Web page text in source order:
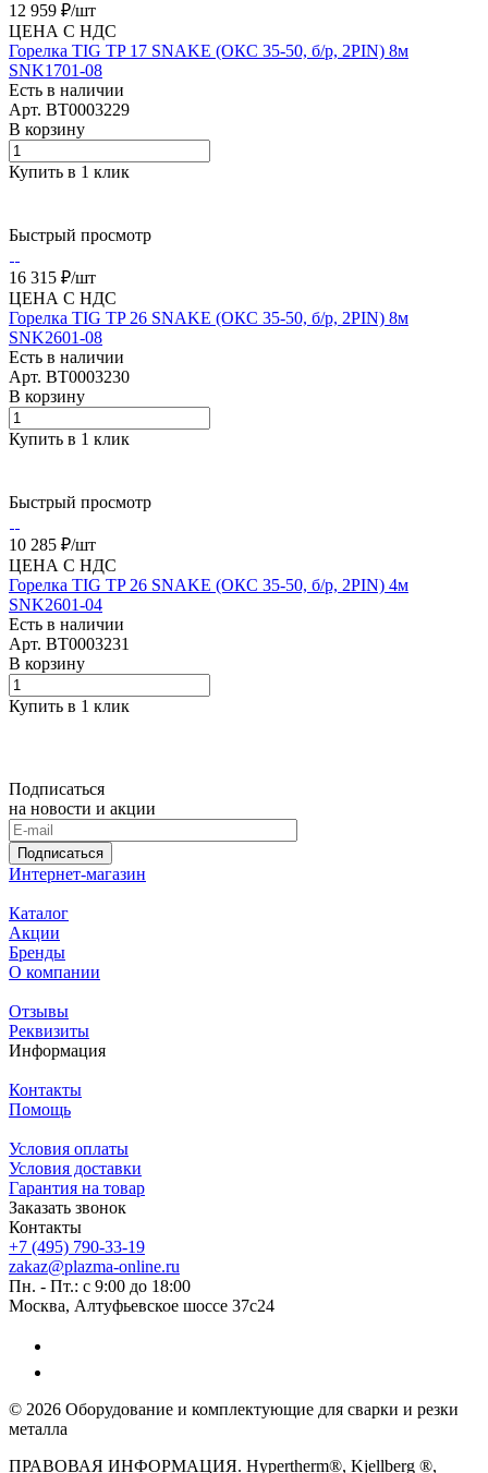
12 959 ₽/шт
ЦЕНА С НДС
Горелка TIG TP 17 SNAKE (ОКС 35-50, б/р, 2PIN) 8м
SNK1701-08
Есть в наличии
Арт. BT0003229
В корзину
Купить в 1 клик
Быстрый просмотр
16 315 ₽/шт
ЦЕНА С НДС
Горелка TIG TP 26 SNAKE (ОКС 35-50, б/р, 2PIN) 8м
SNK2601-08
Есть в наличии
Арт. BT0003230
В корзину
Купить в 1 клик
Быстрый просмотр
10 285 ₽/шт
ЦЕНА С НДС
Горелка TIG TP 26 SNAKE (ОКС 35-50, б/р, 2PIN) 4м
SNK2601-04
Есть в наличии
Арт. BT0003231
В корзину
Купить в 1 клик
Подписаться
на новости и акции
Подписаться
Интернет-магазин
Каталог
Акции
Бренды
О компании
Отзывы
Реквизиты
Информация
Контакты
Помощь
Условия оплаты
Условия доставки
Гарантия на товар
Заказать звонок
Контакты
+7 (495) 790-33-19
zakaz@plazma-online.ru
Пн. - Пт.: с 9:00 до 18:00
Москва, Алтуфьевское шоссе 37с24
© 2026 Оборудование и комплектующие для сварки и резки
металла
ПРАВОВАЯ ИНФОРМАЦИЯ. Hypertherm®, Kjellberg ®,